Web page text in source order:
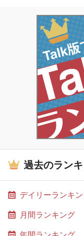
過去のラン
デイリーランキ
月間ランキング